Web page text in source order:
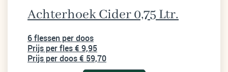
Achterhoek Cider 0,75 Ltr.
6 flessen per doos
Prijs per fles € 9,95
Prijs per doos € 59,70